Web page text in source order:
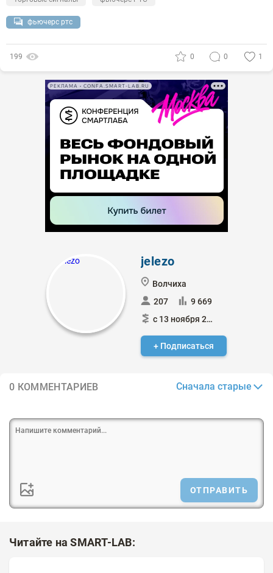
фьючерс ртс
199 0 0 1
РЕКЛАМА • CONFA.SMART-LAB.RU
jelezo
Волчиха
207
9 669
с 13 ноября 2013
+ Подписаться
0 КОММЕНТАРИЕВ Сначала старые
ОТПРАВИТЬ
Читайте на SMART-LAB: